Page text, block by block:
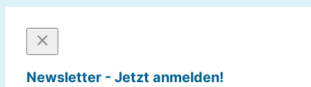
Newsletter - Jetzt anmelden!